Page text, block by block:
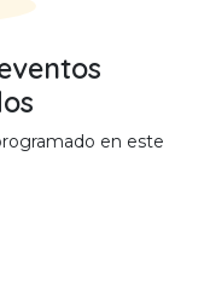
en este